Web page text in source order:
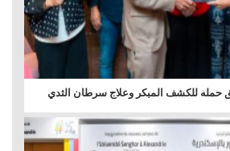
للكشف المبكر وعلاج سرطان الثدي